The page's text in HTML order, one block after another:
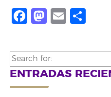
Facebook
Email
Search
for:
ENTRADAS